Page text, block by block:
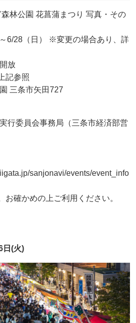
林公園 花菖蒲まつり 写真・その
6/28（日） ※変更の場合あり、詳
放
記参照
三条市矢田727
行委員会事務局（三条市経済部営
sanjonavi/events/event_info
確かめの上ご利用ください。
日(火)